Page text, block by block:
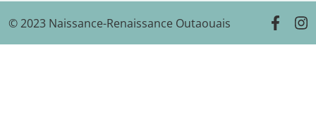
© 2023 Naissance-Renaissance Outaouais